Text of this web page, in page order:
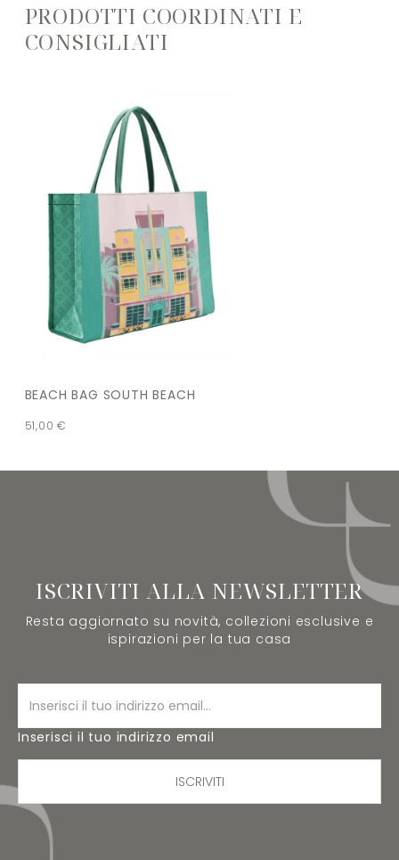
PRODOTTI COORDINATI E
CONSIGLIATI
BEACH BAG SOUTH BEACH
51,00€
ISCRIVITI ALLA NEWSLETTER
Resta aggiornato su novità, collezioni esclusive e
ispirazioni per la tua casa
Inserisci il tuo indirizzo email
ISCRIVITI